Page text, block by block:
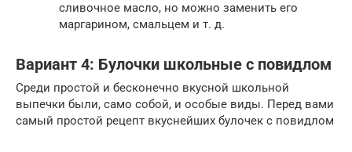
сливочное масло, но можно заменить его
маргарином, смальцем и т. д.
Вариант 4: Булочки школьные с повидлом
Среди простой и бесконечно вкусной школьной
выпечки были, само собой, и особые виды. Перед вами
самый простой рецепт вкуснейших булочек с повидлом